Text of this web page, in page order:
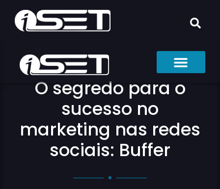
O segredo para o
sucesso no
marketing nas redes
sociais: Buffer